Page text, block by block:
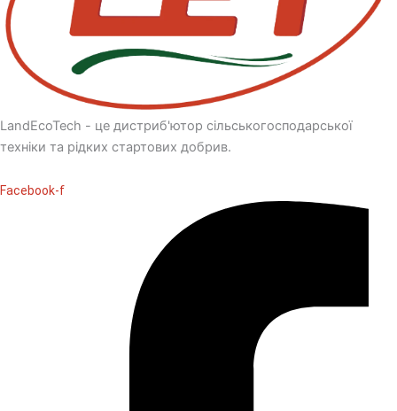
LandEcoTech - це дистриб'ютор сільськогосподарської
техніки та рідких стартових добрив.
Facebook-f